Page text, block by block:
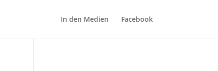
In den Medien Facebook